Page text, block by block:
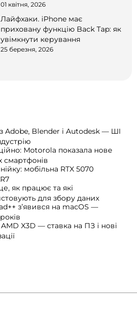
01 квітня, 2026
Лайфхаки. iPhone має
приховану функцію Back Tap: як
увімкнути керування
25 березня, 2026
Adobe, Blender і Autodesk — ШІ
Motorola показала нове
смартфонів
мобільна RTX 5070
як працює та які
для збору даних
з’явився на macOS —
X3D — ставка на ПЗ і нові